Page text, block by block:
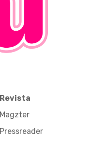
Revista
Magzter
Pressreader